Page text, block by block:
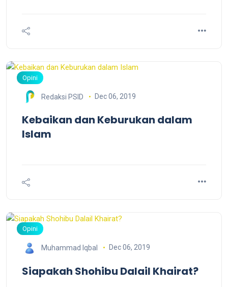
Opini
Redaksi PSID Dec 06, 2019
Kebaikan dan Keburukan dalam
Islam
Opini
Muhammad Iqbal Dec 06, 2019
Siapakah Shohibu Dalail Khairat?